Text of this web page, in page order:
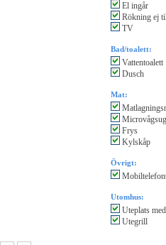
El ingår
Rökning ej
TV
Bad/toalett:
Vattentoalett
Dusch
Mat:
Frys
Kylskåp
Övrigt:
Utomhus:
Uteplats
Utegrill